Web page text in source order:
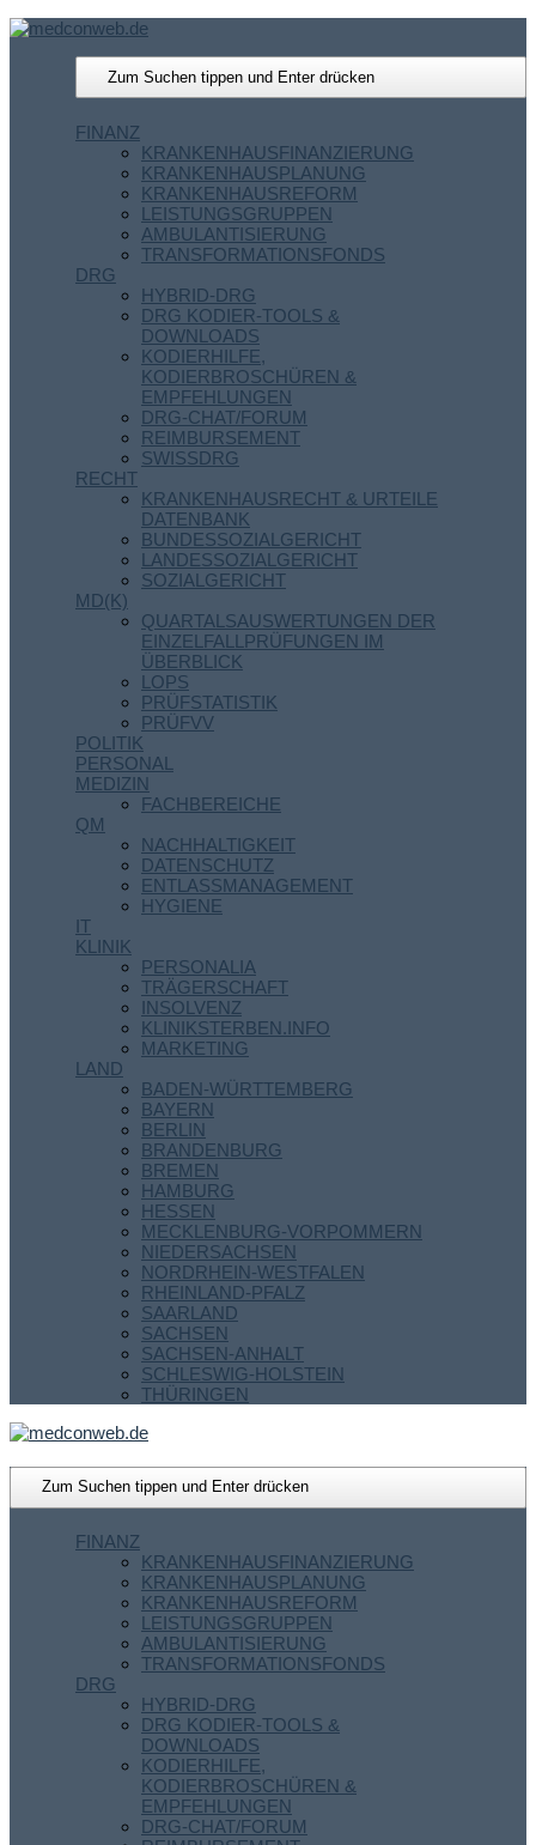
FINANZ
KRANKENHAUSFINANZIERUNG
KRANKENHAUSPLANUNG
KRANKENHAUSREFORM
LEISTUNGSGRUPPEN
AMBULANTISIERUNG
TRANSFORMATIONSFONDS
DRG
HYBRID-DRG
DRG KODIER-TOOLS &
DOWNLOADS
KODIERHILFE,
KODIERBROSCHÜREN &
EMPFEHLUNGEN
DRG-CHAT/FORUM
REIMBURSEMENT
SWISSDRG
RECHT
KRANKENHAUSRECHT & URTEILE
DATENBANK
BUNDESSOZIALGERICHT
LANDESSOZIALGERICHT
SOZIALGERICHT
MD(K)
QUARTALSAUSWERTUNGEN DER
EINZELFALLPRÜFUNGEN IM
ÜBERBLICK
LOPS
PRÜFSTATISTIK
PRÜFVV
POLITIK
PERSONAL
MEDIZIN
FACHBEREICHE
QM
NACHHALTIGKEIT
DATENSCHUTZ
ENTLASSMANAGEMENT
HYGIENE
IT
KLINIK
PERSONALIA
TRÄGERSCHAFT
INSOLVENZ
KLINIKSTERBEN.INFO
MARKETING
LAND
BADEN-WÜRTTEMBERG
BAYERN
BERLIN
BRANDENBURG
BREMEN
HAMBURG
HESSEN
MECKLENBURG-VORPOMMERN
NIEDERSACHSEN
NORDRHEIN-WESTFALEN
RHEINLAND-PFALZ
SAARLAND
SACHSEN
SACHSEN-ANHALT
SCHLESWIG-HOLSTEIN
THÜRINGEN
FINANZ
KRANKENHAUSFINANZIERUNG
KRANKENHAUSPLANUNG
KRANKENHAUSREFORM
LEISTUNGSGRUPPEN
AMBULANTISIERUNG
TRANSFORMATIONSFONDS
DRG
HYBRID-DRG
DRG KODIER-TOOLS &
DOWNLOADS
KODIERHILFE,
KODIERBROSCHÜREN &
EMPFEHLUNGEN
DRG-CHAT/FORUM